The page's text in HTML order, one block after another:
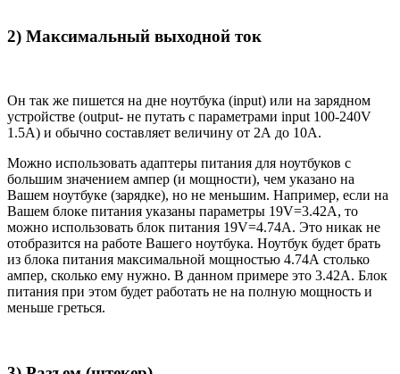
2) Максимальный выходной ток
Он так же пишется на дне ноутбука (input) или на зарядном
устройстве (output- не путать с параметрами input 100-240V
1.5A) и обычно составляет величину от 2А до 10A.
Можно использовать адаптеры питания для ноутбуков с
большим значением ампер (и мощности), чем указано на
Вашем ноутбуке (зарядке), но не меньшим. Например, если на
Вашем блоке питания указаны параметры 19V=3.42A, то
можно использовать блок питания 19V=4.74A. Это никак не
отобразится на работе Вашего ноутбука. Ноутбук будет брать
из блока питания максимальной мощностью 4.74А столько
ампер, сколько ему нужно. В данном примере это 3.42А. Блок
питания при этом будет работать не на полную мощность и
меньше греться.